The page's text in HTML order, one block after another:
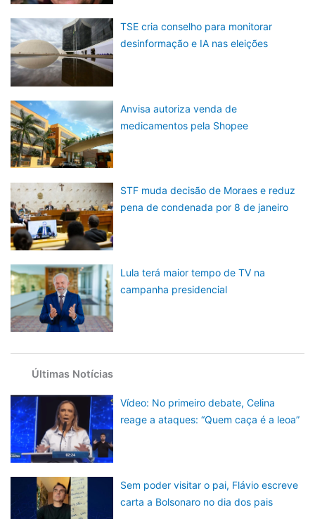
TSE cria conselho para monitorar
desinformação e IA nas eleições
Anvisa autoriza venda de
medicamentos pela Shopee
STF muda decisão de Moraes e reduz
pena de condenada por 8 de janeiro
Lula terá maior tempo de TV na
campanha presidencial
Últimas Notícias
Vídeo: No primeiro debate, Celina
reage a ataques: “Quem caça é a leoa”
Sem poder visitar o pai, Flávio escreve
carta a Bolsonaro no dia dos pais